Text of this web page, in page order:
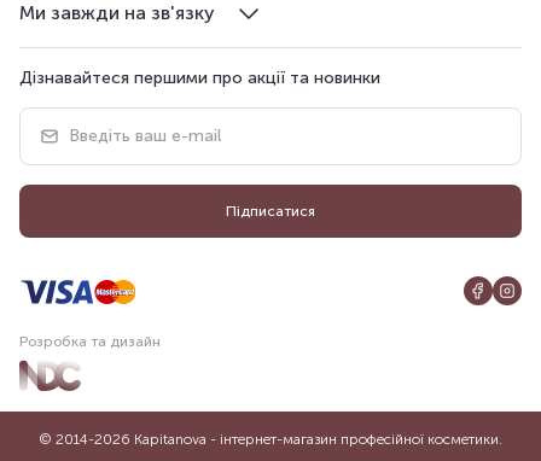
Ми завжди на зв'язку
Дізнавайтеся першими про акції та новинки
Підписатися
Розробка та дизайн
© 2014-2026 Kapitanova - інтернет-магазин професійної косметики.